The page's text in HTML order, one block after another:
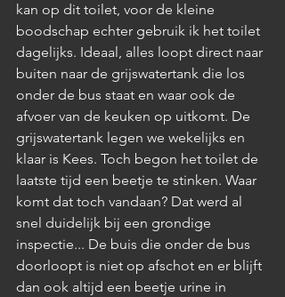
kan op dit toilet, voor de kleine
boodschap echter gebruik ik het toilet
dagelijks. Ideaal, alles loopt direct naar
buiten naar de grijswatertank die los
onder de bus staat en waar ook de
afvoer van de keuken op uitkomt. De
grijswatertank legen we wekelijks en
klaar is Kees. Toch begon het toilet de
laatste tijd een beetje te stinken. Waar
komt dat toch vandaan? Dat werd al
snel duidelijk bij een grondige
inspectie... De buis die onder de bus
doorloopt is niet op afschot en er blijft
dan ook altijd een beetje urine in